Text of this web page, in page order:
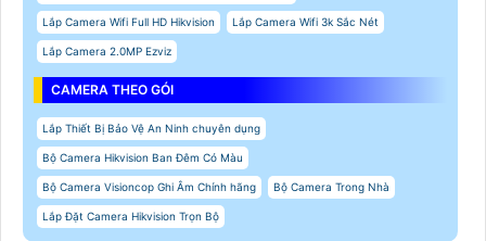
Lắp Camera Wifi Full HD Hikvision Lắp Camera Wifi 3k Sắc Nét
Lắp Camera 2.0MP Ezviz
CAMERA THEO GÓI
Lắp Thiết Bị Bảo Vệ An Ninh chuyên dụng
Bộ Camera Hikvision Ban Đêm Có Màu
Bộ Camera Visioncop Ghi Âm Chính hãng Bộ Camera Trong Nhà
Lắp Đặt Camera Hikvision Trọn Bộ